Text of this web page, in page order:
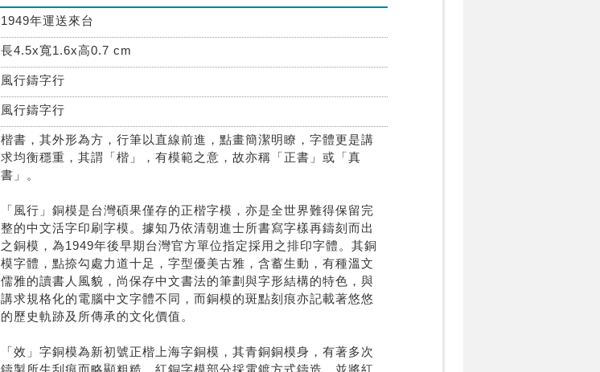
1949年運送來台
長4.5x寬1.6x高0.7 cm
風行鑄字行
風行鑄字行
楷書，其外形為方，行筆以直線前進，點畫簡潔明瞭，字體更是講
求均衡穩重，其謂「楷」，有模範之意，故亦稱「正書」或「真
書」。
「風行」銅模是台灣碩果僅存的正楷字模，亦是全世界難得保留完
整的中文活字印刷字模。據知乃依清朝進士所書寫字樣再鑄刻而出
之銅模，為1949年後早期台灣官方單位指定採用之排印字體。其銅
模字體，點捺勾處力道十足，字型優美古雅，含蓄生動，有種溫文
儒雅的讀書人風貌，尚保存中文書法的筆劃與字形結構的特色，與
講求規格化的電腦中文字體不同，而銅模的斑點刻痕亦記載著悠悠
的歷史軌跡及所傳承的文化價值。
「效」字銅模為新初號正楷上海字銅模，其青銅銅模身，有著多次
鑄製所生刮痕而略顯粗糙，紅銅字模部分採電鍍方式鑄造，並將紅